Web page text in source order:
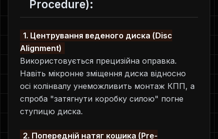
Procedure):
1. Центрування веденого диска (Disc
Alignment)
Використовується прецизійна оправка.
Навіть мікронне зміщення диска відносно
осі колінвалу унеможливить монтаж КПП, а
спроба "затягнути коробку силою" погне
ступицю диска.
2. Попередній натяг кошика (Pre-